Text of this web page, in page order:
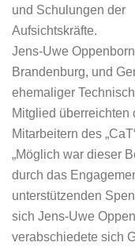
und Schulungen der
Aufsichtskräfte.
Jens-Uwe
Brandenburg, und
ehemaliger
Mitglied überreichten
Mitarbeitern des
„Möglich war dieser
durch das
unterstützenden
sich Jens-Uwe
verabschiedete sich